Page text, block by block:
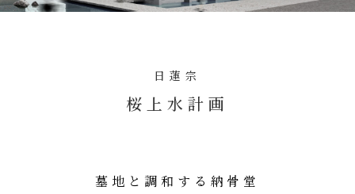
日蓮宗
桜上水計画
墓地と調和する納骨堂